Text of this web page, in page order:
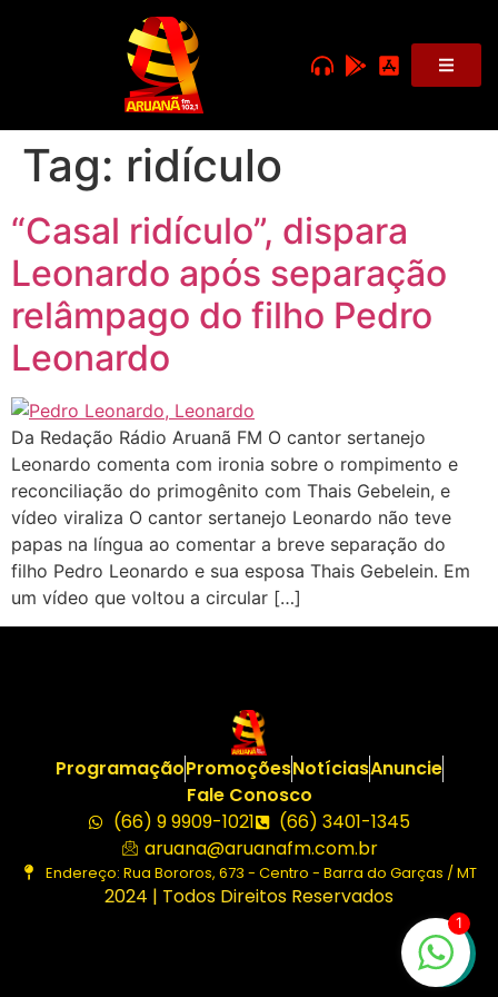
Tag: ridículo
“Casal ridículo”, dispara
Leonardo após separação
relâmpago do filho Pedro
Leonardo
Da Redação Rádio Aruanã FM O cantor sertanejo
Leonardo comenta com ironia sobre o rompimento e
reconciliação do primogênito com Thais Gebelein, e
vídeo viraliza O cantor sertanejo Leonardo não teve
papas na língua ao comentar a breve separação do
filho Pedro Leonardo e sua esposa Thais Gebelein. Em
um vídeo que voltou a circular […]
ProgramaçãoPromoçõesNotíciasAnuncie
Fale Conosco
(66) 9 9909-1021
(66) 3401-1345
aruana@aruanafm.com.br
Endereço: Rua Bororos, 673 - Centro - Barra do Garças / MT
2024 | Todos Direitos Reservados
1